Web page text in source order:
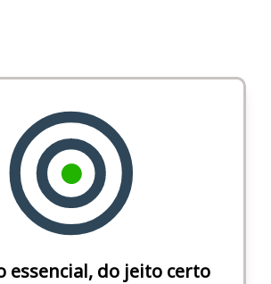
essencial, do jeito certo